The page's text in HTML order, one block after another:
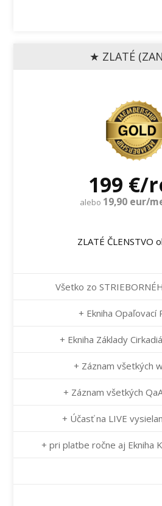
★ ZLATÉ
199 €/
alebo 19,90 eur/
ZLATÉ ČLENSTVO
Všetko zo
+ Ekniha Opaľovací
+ Ekniha Základy
+ Záznam všetkých
+ Záznam všetkých
+ Účasť na LIVE
+ pri platbe ročne aj Ekniha